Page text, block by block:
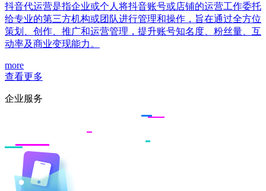
抖音代运营是指企业或个人将抖音账号或店铺的运营工作委托
给专业的第三方机构或团队进行管理和操作，旨在通过全方位
策划、创作、推广和运营管理，提升账号知名度、粉丝量、互
动率及商业变现能力。
more
查看更多
企业服务